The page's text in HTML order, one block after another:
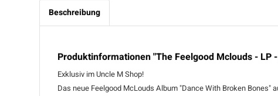
Beschreibung
Produktinformationen "The Feelgood Mclouds - LP
Exklusiv im Uncle M Shop!
Das neue Feelgood McLouds Album "Dance With Broken Bones"